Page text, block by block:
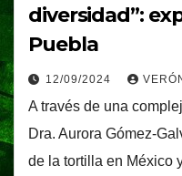
diversidad”:
Puebla
12/09/2024
A través de una
Dra. Aurora Gómez-
de la tortilla en México